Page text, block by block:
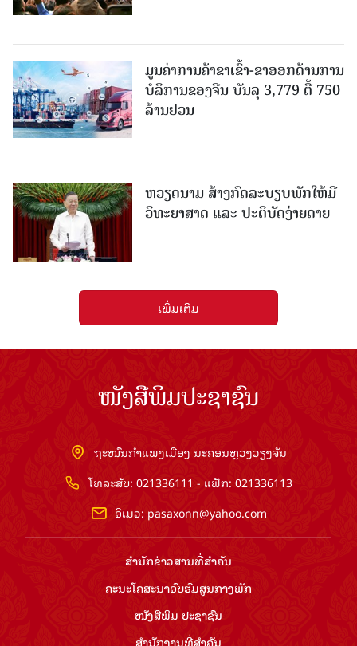
ມູນຄ່າການຄ້າຂາເຂົ້າ-ຂາອອກດ້ານການ
ບໍລິການຂອງຈີນ ບັນລຸ 3,779 ຕື້ 750
ລ້ານຢວນ
ຫວຽດນາມ ສ້າງກົດລະບຽບພັກໃຫ້ມີ
ວິທະຍາສາດ ແລະ ປະຕິບັດງ່າຍດາຍ
ເພີ່ມເຕີມ
ໜັງສືພິມປະຊາຊົນ
ຖະໜົນກຳແພງເມືອງ ນະຄອນຫຼວງວຽງຈັນ
ໂທລະສັບ: 021336111 - ແຟັກ: 021336113
ອີເມວ: pasaxonn@yahoo.com
ສຳ​ນັກ​ຂ່າວ​ສານ​ທີ່​ສຳ​ຄັນ​
ຄະນະໂຄສະນາອົບຮົມ​ສູນ​ກາງ​ພັກ
ໜັງສືພິມ ປະ​ຊາ​ຊົນ
ສຳ​ນັກ​ງານ​ທີ່​ສຳ​ຄັນ